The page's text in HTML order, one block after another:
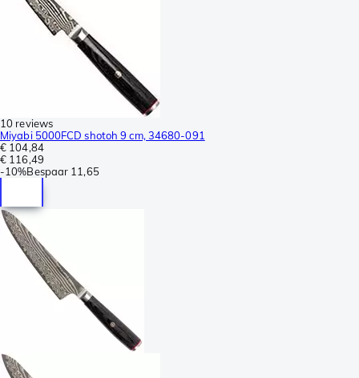
10 reviews
Miyabi 5000FCD shotoh 9 cm, 34680-091
€ 104,84
€ 116,49
-10%Bespaar 11,65